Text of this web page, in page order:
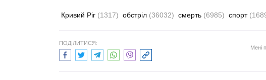
Кривий Ріг (1317) обстріл (36032) смерть (6985) спорт
ПОДІЛИТИСЯ:
Мені